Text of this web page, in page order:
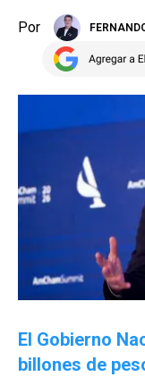
Por
El Gobierno
billones de